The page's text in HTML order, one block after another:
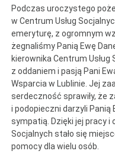
Podczas uroczystego
w Centrum Usług
emeryturę, z ogromnym
żegnaliśmy Panią Ewę
kierownika Centrum
z oddaniem i pasją Pani
Wsparcia w Lublinie. Jej
serdeczność sprawiły, że
i podopieczni darzyli
sympatią. Dzięki jej pracy i
Socjalnych stało się
pomocy dla wielu osób.